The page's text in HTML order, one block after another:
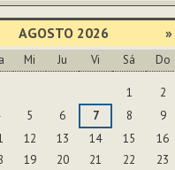
AGOSTO 2026 »
Mi Ju Vi Sá Do
1
2
5 6 7 8
9
12 13 14 15
16
19 20 21 22
23